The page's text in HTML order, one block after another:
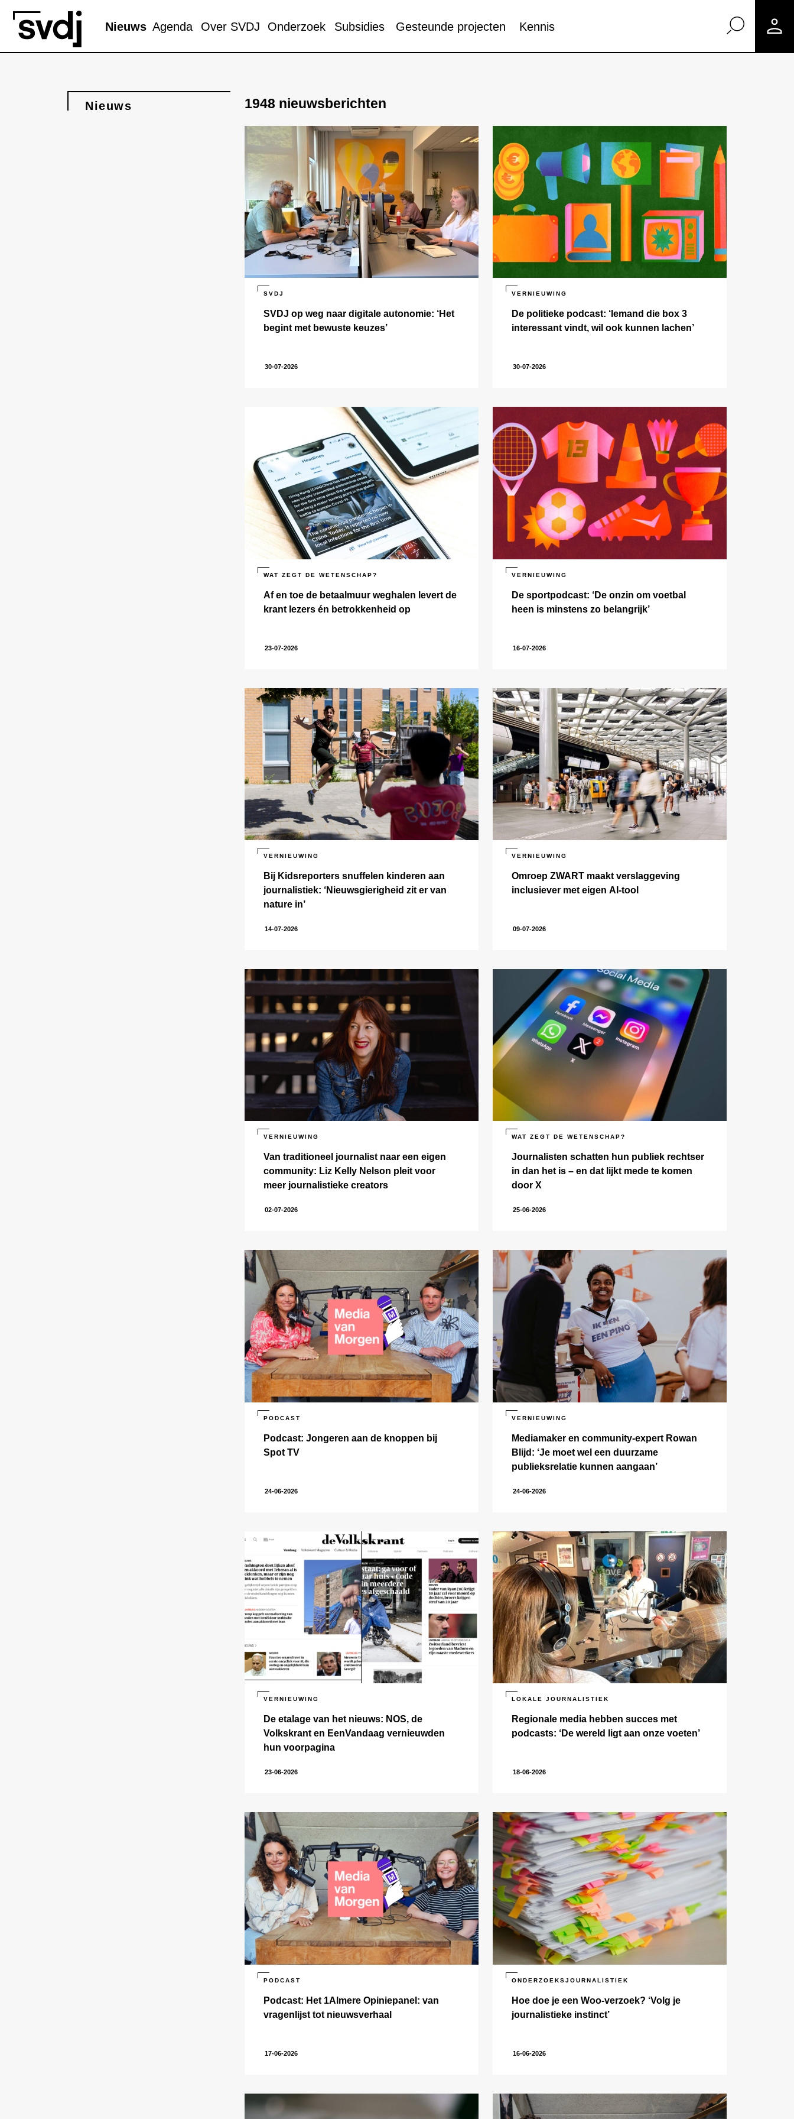
Naar hoofdinhoud
Nieuws Agenda Over SVDJ Onderzoek Subsidies Gesteunde projecten Kennis
Nieuws 1948 nieuwsberichten
SVDJ op weg naar digitale autonomie: ‘Het
begint met bewuste keuzes’
SVDJ
30-07-2026
De politieke podcast: ‘Iemand die box 3
interessant vindt, wil ook kunnen lachen’
VERNIEUWING
30-07-2026
Af en toe de betaalmuur weghalen levert de
krant lezers én betrokkenheid op
WAT ZEGT DE WETENSCHAP?
23-07-2026
De sportpodcast: ‘De onzin om voetbal
heen is minstens zo belangrijk’
VERNIEUWING
16-07-2026
Bij Kidsreporters snuffelen kinderen aan
journalistiek: ‘Nieuwsgierigheid zit er van
nature in’
VERNIEUWING
14-07-2026
Omroep ZWART maakt verslaggeving
inclusiever met eigen AI-tool
VERNIEUWING
09-07-2026
Van traditioneel journalist naar een eigen
community: Liz Kelly Nelson pleit voor
meer journalistieke creators
VERNIEUWING
02-07-2026
Journalisten schatten hun publiek rechtser
in dan het is – en dat lijkt mede te komen
door X
WAT ZEGT DE WETENSCHAP?
25-06-2026
Podcast: Jongeren aan de knoppen bij
Spot TV
PODCAST
24-06-2026
Mediamaker en community-expert Rowan
Blijd: ‘Je moet wel een duurzame
publieksrelatie kunnen aangaan’
VERNIEUWING
24-06-2026
De etalage van het nieuws: NOS, de
Volkskrant en EenVandaag vernieuwden
hun voorpagina
VERNIEUWING
23-06-2026
Regionale media hebben succes met
podcasts: ‘De wereld ligt aan onze voeten’
LOKALE JOURNALISTIEK
18-06-2026
Podcast: Het 1Almere Opiniepanel: van
vragenlijst tot nieuwsverhaal
PODCAST
17-06-2026
Hoe doe je een Woo-verzoek? ‘Volg je
journalistieke instinct’
ONDERZOEKSJOURNALISTIEK
16-06-2026